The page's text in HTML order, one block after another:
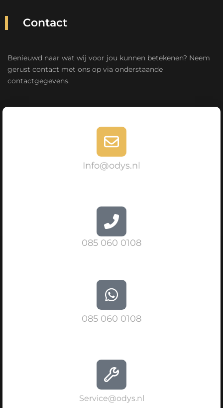
Contact
Benieuwd naar wat wij voor jou kunnen betekenen? Neem
gerust contact met ons op via onderstaande
contactgegevens.
Info@odys.nl
085 060 0108
085 060 0108
Service@odys.nl